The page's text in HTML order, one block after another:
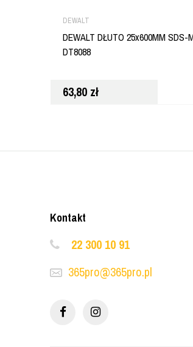
DEWALT
DEWALT DŁUTO 25x600MM SDS-
DT8088
63,80 zł
Kontakt
22 300 10 91
365pro@365pro.pl